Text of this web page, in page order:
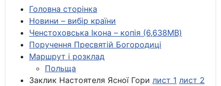
Головна сторінка
Новини – вибір країни
Ченстоховська Ікона – копія (6,638MB)
Поручення Пресвятій Богородиці
Маршрут і розклад
Польща
Заклик Настоятеля Ясної Гори лист 1 лист 2